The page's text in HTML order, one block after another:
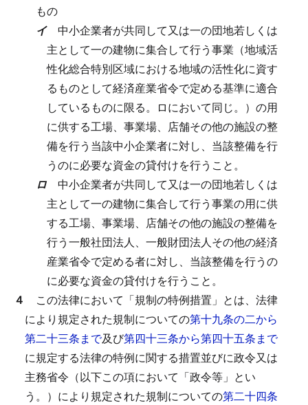
もの
イ 中小企業者が共同して又は一の団地若しくは
主として一の建物に集合して行う事業（地域活
性化総合特別区域における地域の活性化に資す
るものとして経済産業省令で定める基準に適合
しているものに限る。ロにおいて同じ。）の用
に供する工場、事業場、店舗その他の施設の整
備を行う当該中小企業者に対し、当該整備を行
うのに必要な資金の貸付けを行うこと。
ロ 中小企業者が共同して又は一の団地若しくは
主として一の建物に集合して行う事業の用に供
する工場、事業場、店舗その他の施設の整備を
行う一般社団法人、一般財団法人その他の経済
産業省令で定める者に対し、当該整備を行うの
に必要な資金の貸付けを行うこと。
４ この法律において「規制の特例措置」とは、法律
により規定された規制についての第十九条の二から
第二十三条まで及び第四十三条から第四十五条まで
に規定する法律の特例に関する措置並びに政令又は
主務省令（以下この項において「政令等」とい
う。）により規定された規制についての第二十四条